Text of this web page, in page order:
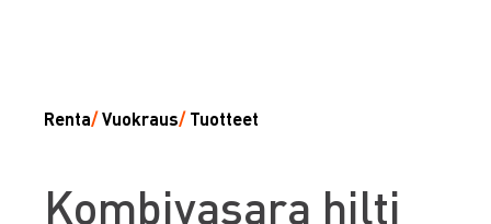
Renta/Vuokraus/ Tuotteet
Kombivasara hilti